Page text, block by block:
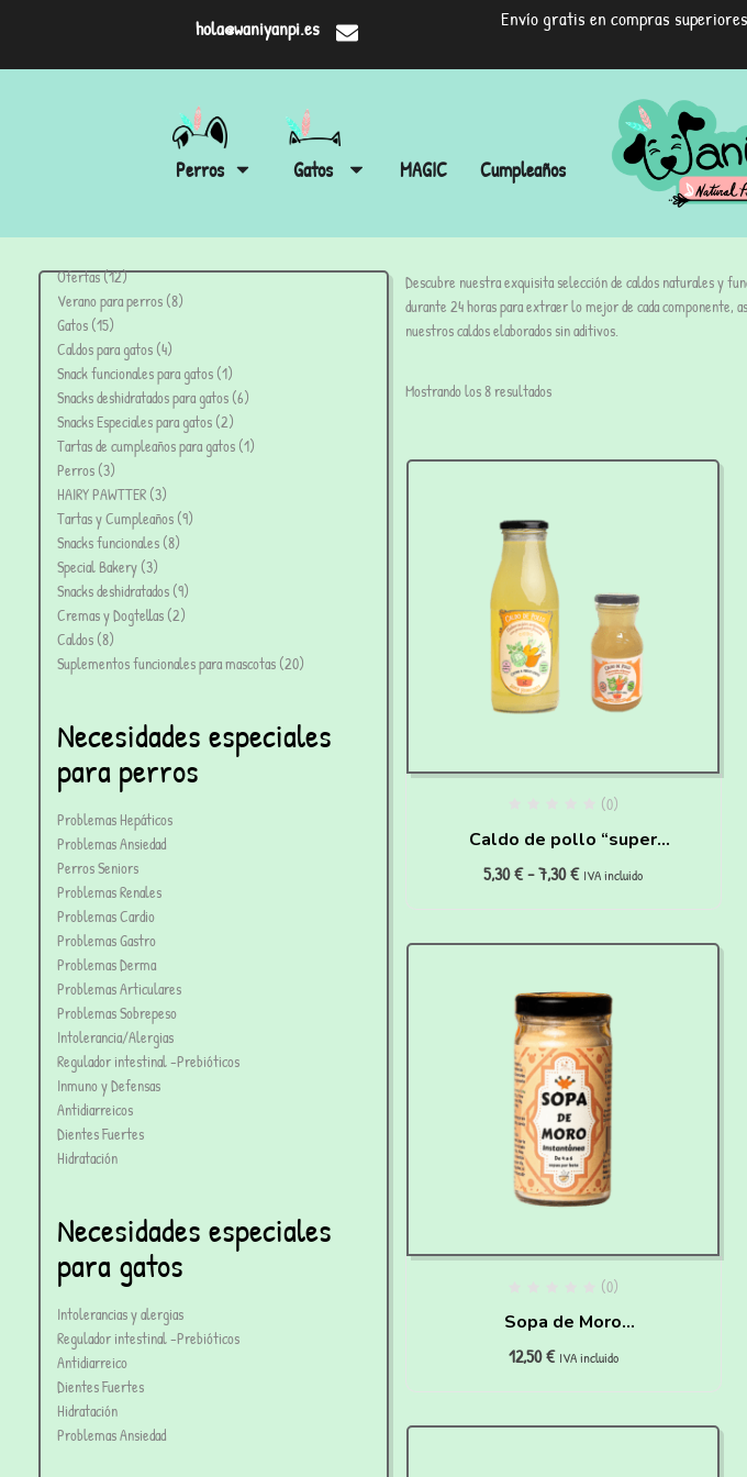
hola@waniyanpi.es Envío gratis en compras
Perros Gatos MAGIC Cumpleaños
Ofertas 12
Verano para perros 8
Gatos 15
Caldos para gatos 4
Snack funcionales para gatos 1
Snacks deshidratados para gatos 6
Snacks Especiales para gatos 2
Tartas de cumpleaños para gatos 1
Perros 3
HAIRY PAWTTER 3
Tartas y Cumpleaños 9
Snacks funcionales 8
Special Bakery 3
Snacks deshidratados 9
Cremas y Dogtellas 2
Caldos 8
Suplementos funcionales para mascotas 20
Necesidades especiales
para perros
Problemas Hepáticos
Problemas Ansiedad
Perros Seniors
Problemas Renales
Problemas Cardio
Problemas Gastro
Problemas Derma
Problemas Articulares
Problemas Sobrepeso
Intolerancia/Alergias
Regulador intestinal -Prebióticos
Inmuno y Defensas
Antidiarreicos
Dientes Fuertes
Hidratación
Necesidades especiales
para gatos
Intolerancias y alergias
Regulador intestinal -Prebióticos
Antidiarreico
Dientes Fuertes
Hidratación
Problemas Ansiedad
Descubre nuestra exquisita selección de caldos naturales y
durante 24 horas para extraer lo mejor de cada componente,
nuestros caldos elaborados sin aditivos.
Mostrando los 8 resultados
(0)
Caldo de pollo “super
hidratante” para perros y
5,30€-7,30€ IVA incluido
(0)
Sopa de Moro
instantánea para Perros y
12,50€ IVA incluido